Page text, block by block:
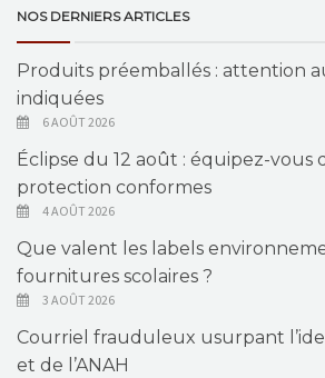
NOS DERNIERS ARTICLES
Produits préemballés : attention
indiquées
6 AOÛT 2026
Éclipse du 12 août : équipez-vous
protection conformes
4 AOÛT 2026
Que valent les labels
fournitures scolaires ?
3 AOÛT 2026
Courriel frauduleux usurpant
et de l’ANAH